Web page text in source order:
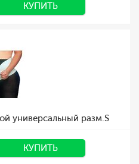
КУПИТЬ
универсальный разм.S
КУПИТЬ